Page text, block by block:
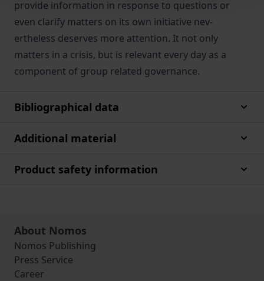
provide information in response to questions or
even clarify matters on its own initiative nev-
ertheless deserves more attention. It not only
matters in a crisis, but is relevant every day as a
component of group related governance.
Bibliographical data
Additional material
Product safety information
About Nomos
Nomos Publishing
Press Service
Career